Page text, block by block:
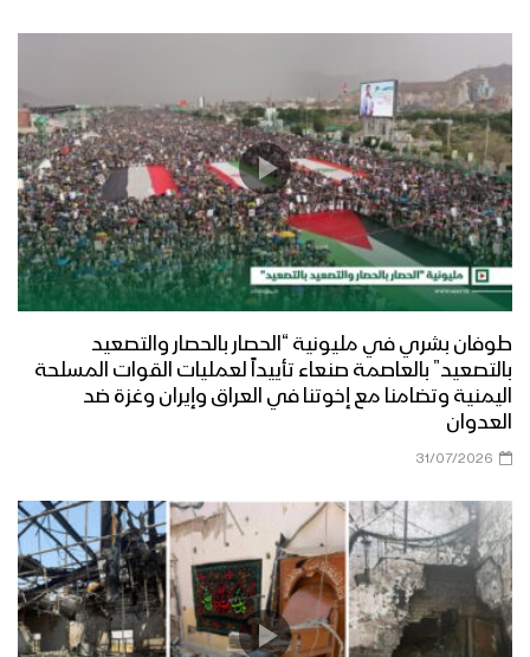
طوفان بشري في مليونية “الحصار بالحصار والتصعيد
بالتصعيد” بالعاصمة صنعاء تأييداً لعمليات القوات المسلحة
اليمنية وتضامنا مع إخوتنا في العراق وإيران وغزة ضد
العدوان
31/07/2026